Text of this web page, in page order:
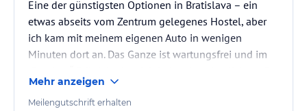
Eine der günstigsten Optionen in Bratislava – ein
etwas abseits vom Zentrum gelegenes Hostel, aber
ich kam mit meinem eigenen Auto in wenigen
Minuten dort an. Das Ganze ist wartungsfrei und im
und bequeme untere Kapsel erhalten – in den
oberen wäre es wahrscheinlich etwas weniger
Mehr anzeigen
Meilengutschrift erhalten